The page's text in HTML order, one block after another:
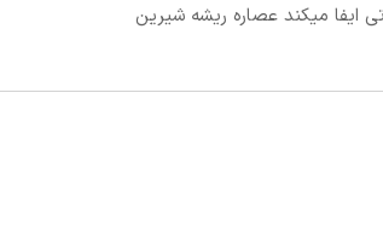
ایفا میکند عصاره ریشه شیرین